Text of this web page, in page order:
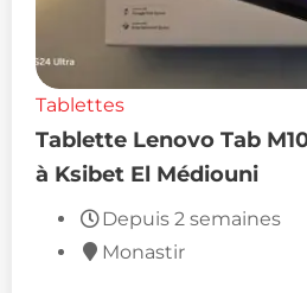
Tablettes
Tablette Lenovo Tab
à Ksibet El Médiouni
Depuis 2 semaines
Monastir